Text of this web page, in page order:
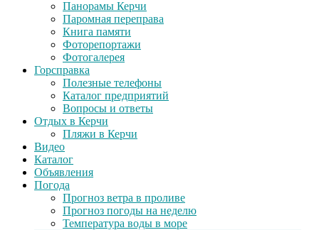
Панорамы Керчи
Паромная переправа
Книга памяти
Фоторепортажи
Фотогалерея
Горсправка
Полезные телефоны
Каталог предприятий
Вопросы и ответы
Отдых в Керчи
Пляжи в Керчи
Видео
Каталог
Объявления
Погода
Прогноз ветра в проливе
Прогноз погоды на неделю
Температура воды в море